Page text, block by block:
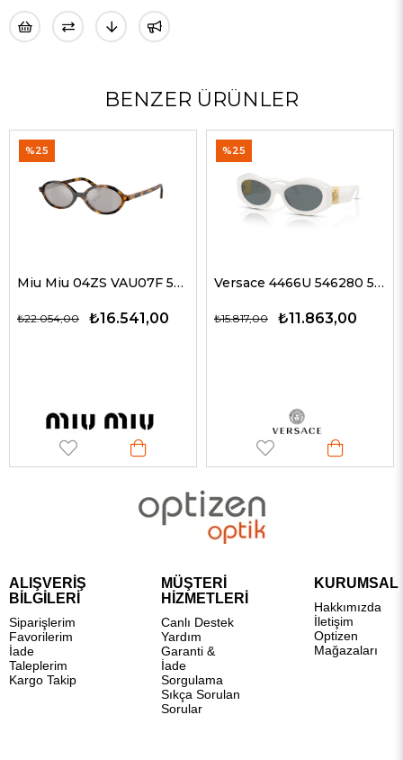
BENZER ÜRÜNLER
Miu Miu 04ZS VAU07F 50 Kadın Güneş Gözlükleri
₺16.541,00
₺22.054,00
%25
Versace 4466U 546280 54 G Kadın Güneş Gözlükleri
₺11.863,00
₺15.817,00
%25
ALIŞVERİŞ
BİLGİLERİ
Siparişlerim
Favorilerim
İade
Taleplerim
Kargo Takip
MÜŞTERİ
HİZMETLERİ
Canlı Destek
Yardım
Garanti &
İade
Sorgulama
Sıkça Sorulan
Sorular
KURUMSAL
Hakkımızda
İletişim
Optizen
Mağazaları